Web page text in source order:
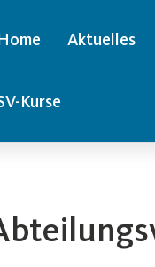
Aktuelles
Kurse